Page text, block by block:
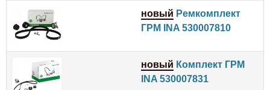
новый Ремкомплект
ГРМ INA 530007810
новый Комплект ГРМ
INA 530007831